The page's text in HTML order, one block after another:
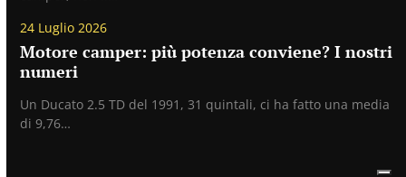
24 Luglio 2026
Motore camper: più potenza conviene? I nostri
numeri
Un Ducato 2.5 TD del 1991, 31 quintali, ci ha fatto una media
di 9,76…